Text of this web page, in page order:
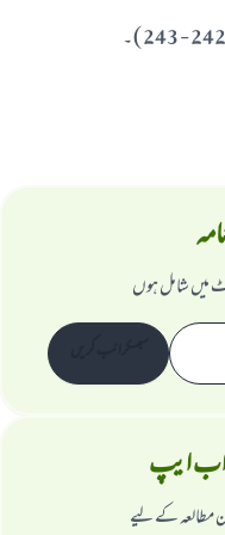
میں شامل ہوں
ایپ
مطالعہ کے لیے